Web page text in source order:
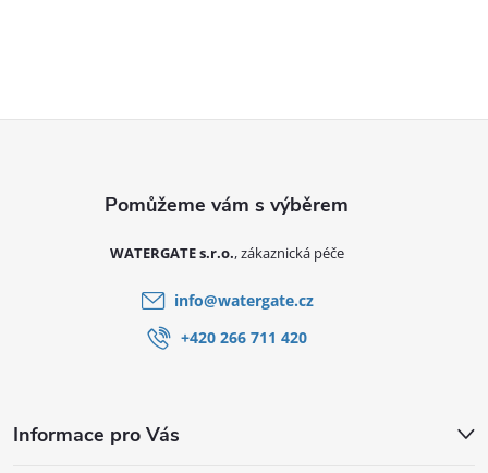
Informace pro Vás
WATERGATE s.r.o.
info@watergate.cz
+420 266 711 420